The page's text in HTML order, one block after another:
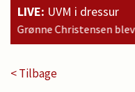
LIVE: UVM i dressur
og er dermed
< Tilbage